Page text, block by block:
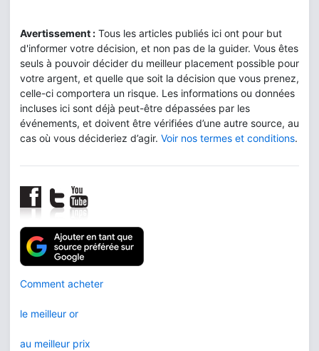
Avertissement : Tous les articles publiés ici ont pour but
d'informer votre décision, et non pas de la guider. Vous êtes
seuls à pouvoir décider du meilleur placement possible pour
votre argent, et quelle que soit la décision que vous prenez,
celle-ci comportera un risque. Les informations ou données
incluses ici sont déjà peut-être dépassées par les
événements, et doivent être vérifiées d’une autre source, au
cas où vous décideriez d’agir. Voir nos termes et conditions.
Comment acheter
le meilleur or
au meilleur prix